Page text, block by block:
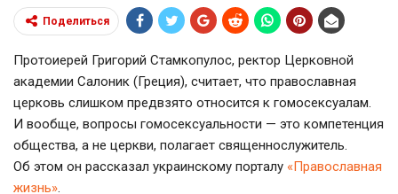
Поделиться
Протоиерей Григорий Стамкопулос, ректор Церковной
академии Салоник (Греция), считает, что православная
церковь слишком предвзято относится к гомосексуалам.
И вообще, вопросы гомосексуальности — это компетенция
общества, а не церкви, полагает священнослужитель.
Об этом он рассказал украинскому порталу «Православная
жизнь».